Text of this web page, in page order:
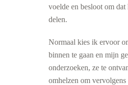
voelde en besloot om dat
delen.
Normaal kies ik ervoor
binnen te gaan en mijn
onderzoeken, ze te
omhelzen om